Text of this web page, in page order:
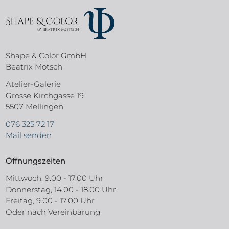
Shape & Color GmbH
Beatrix Motsch
Atelier-Galerie
Grosse Kirchgasse 19
5507 Mellingen
076 325 72 17
Mail senden
Öffnungszeiten
Mittwoch, 9.00 - 17.00 Uhr
Donnerstag, 14.00 - 18.00 Uhr
Freitag, 9.00 - 17.00 Uhr
Oder nach Vereinbarung